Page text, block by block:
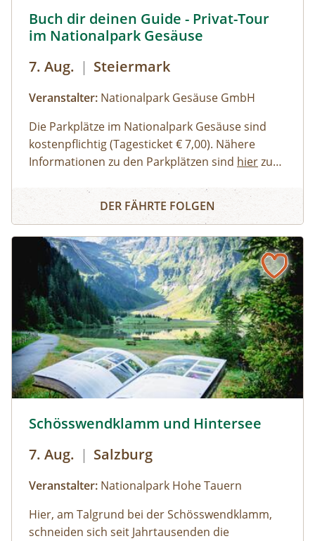
Buch dir deinen Guide - Privat-Tour
im Nationalpark Gesäuse
7. Aug. | Steiermark
Veranstalter: Nationalpark Gesäuse GmbH
Die Parkplätze im Nationalpark Gesäuse sind
kostenpflichtig (Tagesticket € 7,00). Nähere
Informationen zu den Parkplätzen sind hierzu
den Nationalpark Gesäuse stehen
zur
Familien, Erwachsene mit Kindern
Kinder und Jugendliche
Buch dir deinen Guide - Privat-Tour im Nationalpark
DER FÄHRTE FOLGEN
Schösswendklamm und Hintersee
7. Aug. | Salzburg
Veranstalter: Nationalpark Hohe Tauern
Hier, am Talgrund bei der Schösswendklamm,
schneiden sich seit Jahrtausenden die